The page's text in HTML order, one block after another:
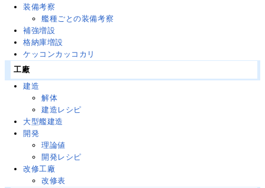
装備考察
艦種ごとの装備考察
補強増設
格納庫増設
ケッコンカッコカリ
工廠
建造
解体
建造レシピ
大型艦建造
開発
理論値
開発レシピ
改修工廠
改修表